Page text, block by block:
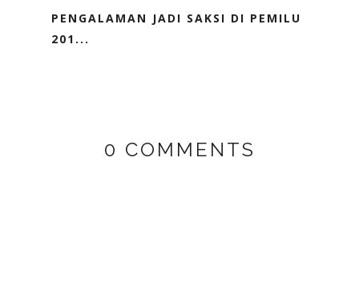
PENGALAMAN JADI SAKSI DI PEMILU
201...
0 COMMENTS